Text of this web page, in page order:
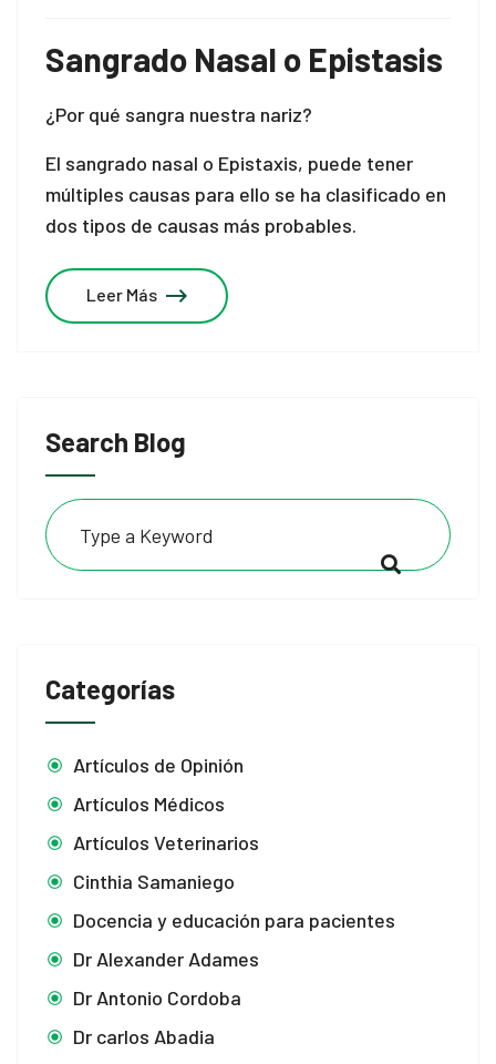
Search Blog
Categorías
Artículos de Opinión
Artículos Médicos
Artículos Veterinarios
Cinthia Samaniego
Docencia y educación para pacientes
Dr Alexander Adames
Dr Antonio Cordoba
Dr carlos Abadia
Sangrado Nasal o Epistasis
¿Por qué sangra nuestra nariz?
El sangrado nasal o Epistaxis, puede tener
múltiples causas para ello se ha clasificado en
dos tipos de causas más probables.
Leer Más